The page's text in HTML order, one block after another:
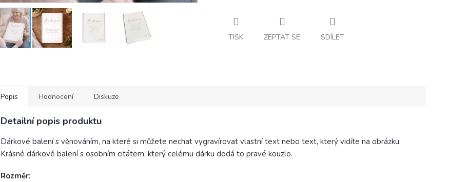
TISK ZEPTAT SE SDÍLET
Popis Hodnocení Diskuze
Detailní popis produktu
Dárkové balení s věnováním, na které si můžete nechat vygravírovat vlastní text nebo text, který vidíte na obrázku.
Krásné dárkové balení s osobním citátem, který celému dárku dodá to pravé kouzlo.
Rozměr: